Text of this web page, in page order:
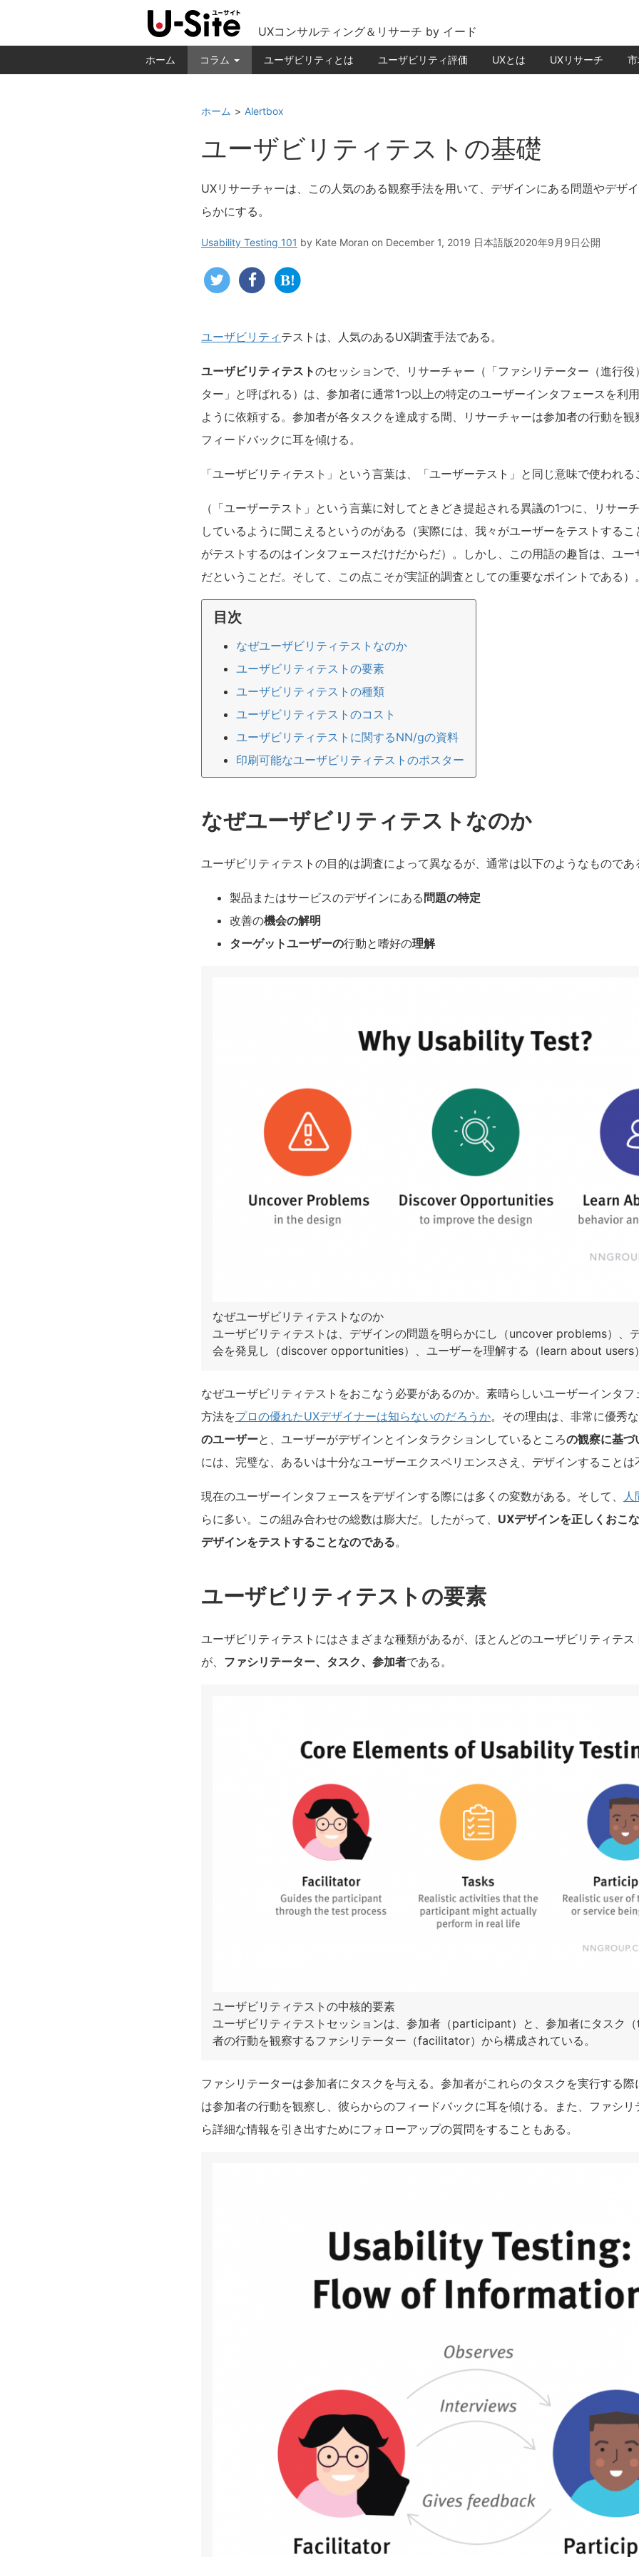
UXコンサルティング＆リサーチ by イード
ホーム コラム ユーザビリティとは ユーザビリティ評価 UXとは UXリサーチ
ホーム Alertbox
ユーザビリティテストの基礎
UXリサーチャーは、この人気のある観察手法を用いて、デザインにある問題やデザ
らかにする。
Usability Testing 101 by Kate Moran on December 1, 2019 日本語版2020年9月9日公開
ユーザビリティ テストは、人気のあるUX調査手法である。
ユーザビリティテストのセッションで、リサーチャー（「ファシリテーター（進行
ター」と呼ばれる）は、参加者に通常1つ以上の特定のユーザーインタフェースを利
ように依頼する。参加者が各タスクを達成する間、リサーチャーは参加者の行動を
フィードバックに耳を傾ける。
「ユーザビリティテスト」という言葉は、「ユーザーテスト」と同じ意味で使われ
（「ユーザーテスト」という言葉に対してときどき提起される異議の1つに、リサー
しているように聞こえるというのがある（実際には、我々がユーザーをテストする
がテストするのはインタフェースだけだからだ）。しかし、この用語の趣旨は、ユ
だということだ。そして、この点こそが実証的調査としての重要なポイントである）
目次
なぜユーザビリティテストなのか
ユーザビリティテストの要素
ユーザビリティテストの種類
ユーザビリティテストのコスト
ユーザビリティテストに関するNN/gの資料
印刷可能なユーザビリティテストのポスター
なぜユーザビリティテストなのか
ユーザビリティテストの目的は調査によって異なるが、通常は以下のようなものであ
製品またはサービスのデザインにある 問題の特定
改善の機会の解明
ターゲットユーザーの行動と嗜好の理解
なぜユーザビリティテストなのか
ユーザビリティテストは、デザインの問題を明らかにし（uncover problems）、
会を発見し（discover opportunities）、ユーザーを理解する（learn about users
なぜユーザビリティテストをおこなう必要があるのか。素晴らしいユーザーインタ
方法をプロの優れたUXデザイナーは知らないのだろうか。その理由は、非常に優秀
のユーザーと、ユーザーがデザインとインタラクションしているところの観察に基づ
には、完璧な、あるいは十分なユーザーエクスペリエンスさえ、デザインすること
現在のユーザーインタフェースをデザインする際には多くの変数がある。そして、
らに多い。この組み合わせの総数は膨大だ。したがって、 UXデザインを正しくおこ
デザインをテストすることなのである。
ユーザビリティテストの要素
ユーザビリティテストにはさまざまな種類があるが、ほとんどのユーザビリティテ
が、 ファシリテーター、タスク、参加者である。
ユーザビリティテストの中核的要素
ユーザビリティテストセッションは、参加者（participant）と、参加者にタスク
者の行動を観察するファシリテーター（facilitator）から構成されている。
ファシリテーターは参加者にタスクを与える。参加者がこれらのタスクを実行する
は参加者の行動を観察し、彼らからのフィードバックに耳を傾ける。また、ファシ
ら詳細な情報を引き出すためにフォローアップの質問をすることもある。